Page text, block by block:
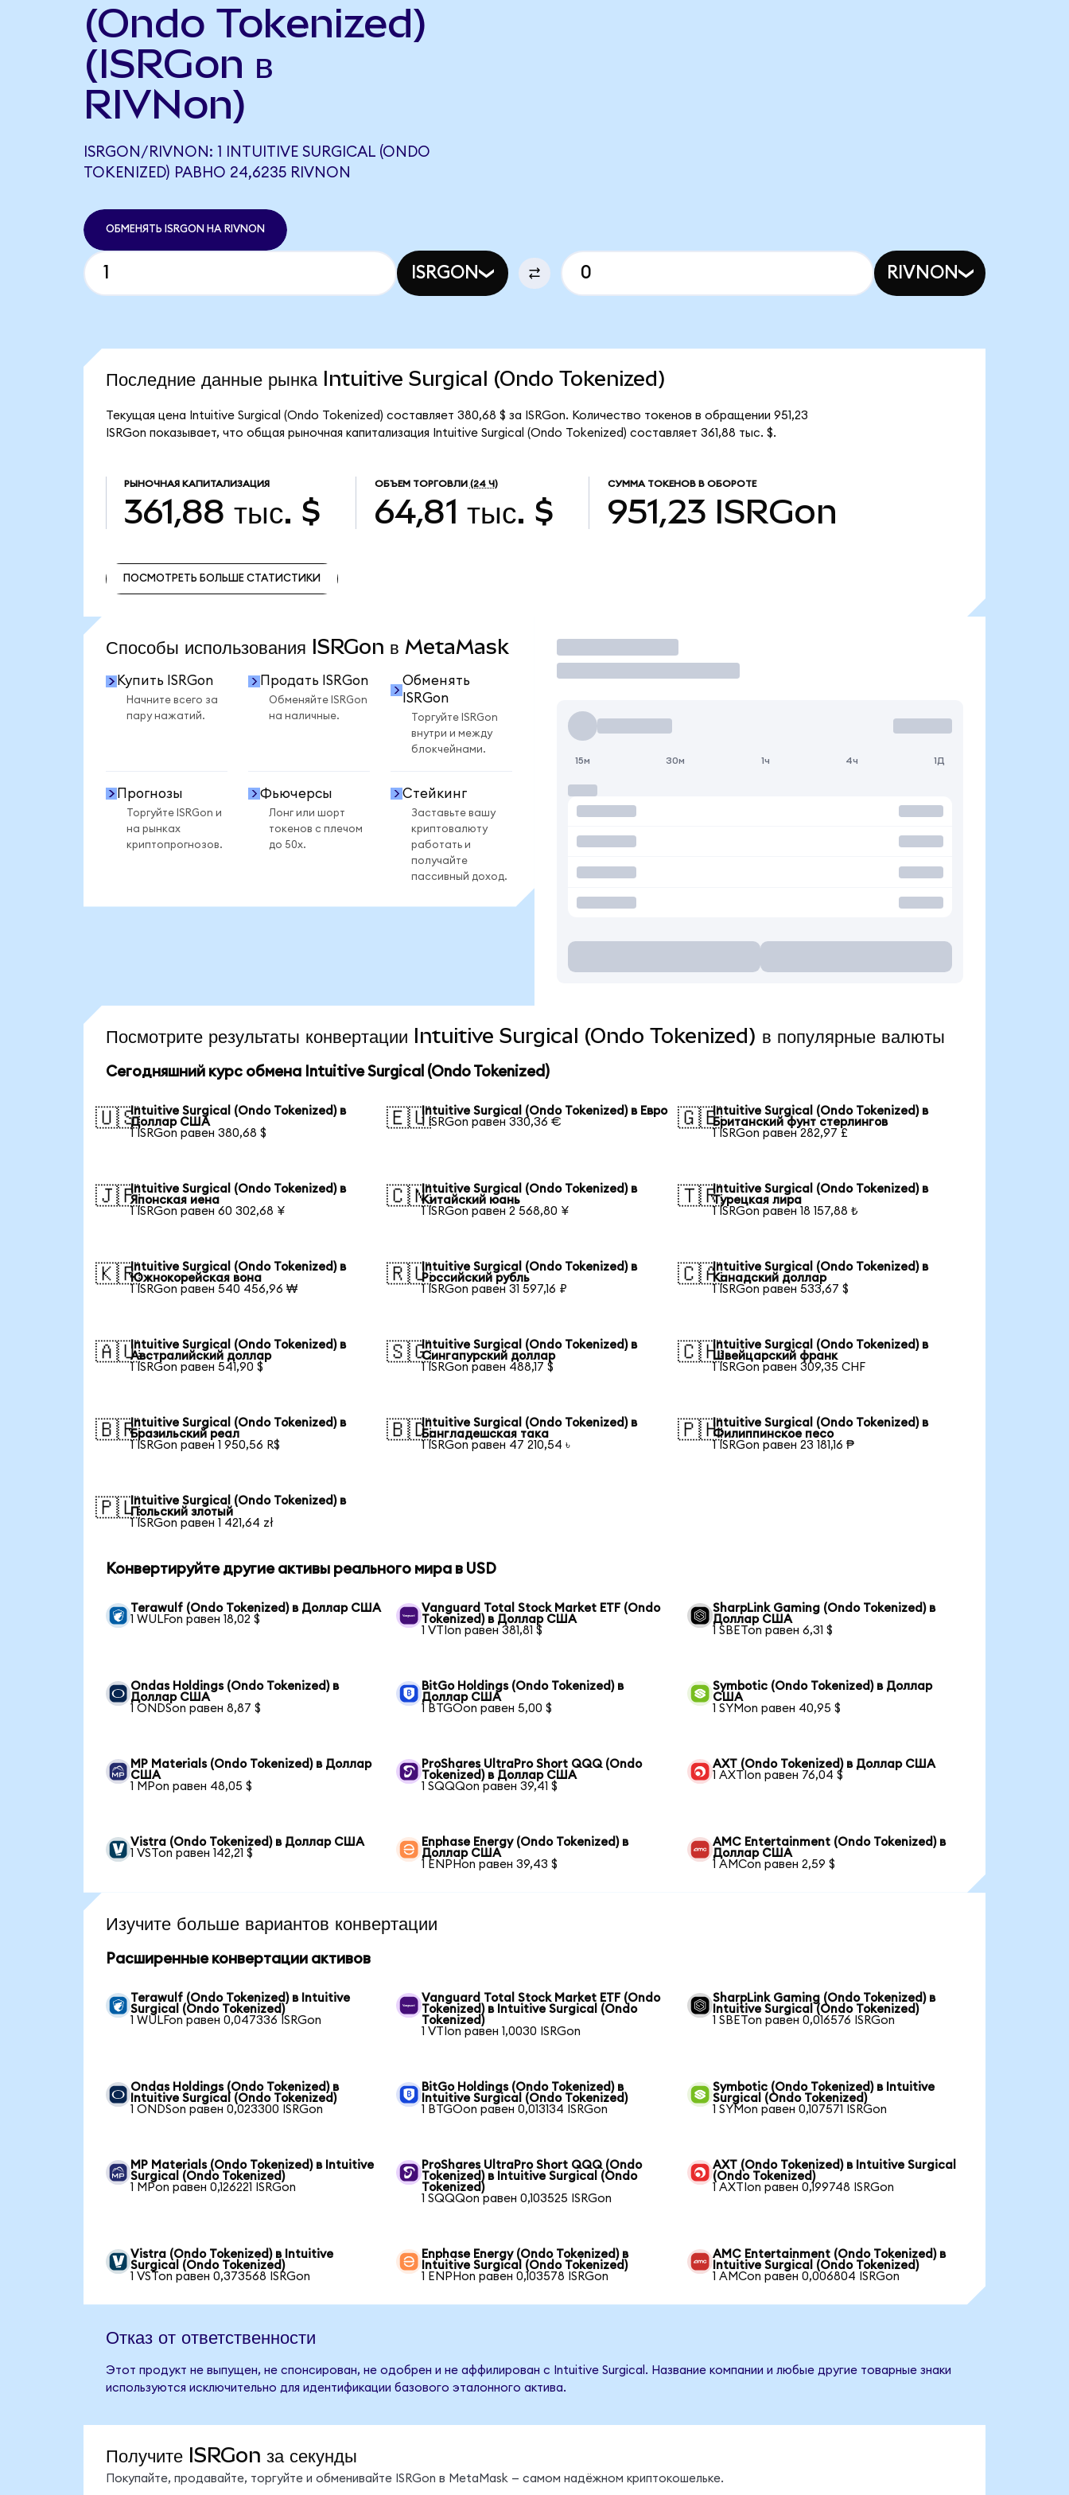
(Ondo Tokenized)
(ISRGon в
RIVNon)
ISRGON/RIVNON: 1 INTUITIVE SURGICAL (ONDO
TOKENIZED) РАВНО 24,6235 RIVNON
ОБМЕНЯТЬ ISRGON НА RIVNON
ISRGON RIVNON
Последние данные рынка Intuitive Surgical (Ondo Tokenized)
Текущая цена Intuitive Surgical (Ondo Tokenized) составляет 380,68 $ за ISRGon. Количество токенов в обращении 951,23
ISRGon показывает, что общая рыночная капитализация Intuitive Surgical (Ondo Tokenized) составляет 361,88 тыс. $.
РЫНОЧНАЯ КАПИТАЛИЗАЦИЯ
361,88 тыс. $
ОБЪЕМ ТОРГОВЛИ (24 Ч)
64,81 тыс. $
СУММА ТОКЕНОВ В ОБОРОТЕ
951,23 ISRGon
ПОСМОТРЕТЬ БОЛЬШЕ СТАТИСТИКИ
Способы использования ISRGon в MetaMask
Купить ISRGon
Начните всего за
пару нажатий.
Продать ISRGon
Обменяйте ISRGon
на наличные.
Обменять
ISRGon
Торгуйте ISRGon
внутри и между
блокчейнами.
Прогнозы
Торгуйте ISRGon и
на рынках
криптопрогнозов.
Фьючерсы
Лонг или шорт
токенов с плечом
до 50x.
Стейкинг
Заставьте вашу
криптовалюту
работать и
получайте
пассивный доход.
Торговать
15м 30м 1ч 4ч 1Д
Посмотрите результаты конвертации Intuitive Surgical (Ondo Tokenized) в популярные валюты
Сегодняшний курс обмена Intuitive Surgical (Ondo Tokenized)
🇺🇸Intuitive Surgical (Ondo Tokenized) в
Доллар США
1 ISRGon равен 380,68 $
🇪🇺Intuitive Surgical (Ondo Tokenized) в Евро
1 ISRGon равен 330,36 €
🇬🇧Intuitive Surgical (Ondo Tokenized) в
Британский фунт стерлингов
1 ISRGon равен 282,97 £
🇯🇵Intuitive Surgical (Ondo Tokenized) в
Японская иена
1 ISRGon равен 60 302,68 ¥
🇨🇳Intuitive Surgical (Ondo Tokenized) в
Китайский юань
1 ISRGon равен 2 568,80 ¥
🇹🇷Intuitive Surgical (Ondo Tokenized) в
Турецкая лира
1 ISRGon равен 18 157,88 ₺
🇰🇷Intuitive Surgical (Ondo Tokenized) в
Южнокорейская вона
1 ISRGon равен 540 456,96 ₩
🇷🇺Intuitive Surgical (Ondo Tokenized) в
Российский рубль
1 ISRGon равен 31 597,16 ₽
🇨🇦Intuitive Surgical (Ondo Tokenized) в
Канадский доллар
1 ISRGon равен 533,67 $
🇦🇺Intuitive Surgical (Ondo Tokenized) в
Австралийский доллар
1 ISRGon равен 541,90 $
🇸🇬Intuitive Surgical (Ondo Tokenized) в
Сингапурский доллар
1 ISRGon равен 488,17 $
🇨🇭Intuitive Surgical (Ondo Tokenized) в
Швейцарский франк
1 ISRGon равен 309,35 CHF
🇧🇷Intuitive Surgical (Ondo Tokenized) в
Бразильский реал
1 ISRGon равен 1 950,56 R$
🇧🇩Intuitive Surgical (Ondo Tokenized) в
Бангладешская така
1 ISRGon равен 47 210,54 ৳
🇵🇭Intuitive Surgical (Ondo Tokenized) в
Филиппинское песо
1 ISRGon равен 23 181,16 ₱
🇵🇱Intuitive Surgical (Ondo Tokenized) в
Польский злотый
1 ISRGon равен 1 421,64 zł
Конвертируйте другие активы реального мира в USD
Terawulf (Ondo Tokenized) в Доллар США
1 WULFon равен 18,02 $
Vanguard Total Stock Market ETF (Ondo
Tokenized) в Доллар США
1 VTIon равен 381,81 $
SharpLink Gaming (Ondo Tokenized) в
Доллар США
1 SBETon равен 6,31 $
Ondas Holdings (Ondo Tokenized) в
Доллар США
1 ONDSon равен 8,87 $
BitGo Holdings (Ondo Tokenized) в
Доллар США
1 BTGOon равен 5,00 $
Symbotic (Ondo Tokenized) в Доллар
США
1 SYMon равен 40,95 $
MP Materials (Ondo Tokenized) в Доллар
США
1 MPon равен 48,05 $
ProShares UltraPro Short QQQ (Ondo
Tokenized) в Доллар США
1 SQQQon равен 39,41 $
AXT (Ondo Tokenized) в Доллар США
1 AXTIon равен 76,04 $
Vistra (Ondo Tokenized) в Доллар США
1 VSTon равен 142,21 $
Enphase Energy (Ondo Tokenized) в
Доллар США
1 ENPHon равен 39,43 $
AMC Entertainment (Ondo Tokenized) в
Доллар США
1 AMCon равен 2,59 $
Изучите больше вариантов конвертации
Расширенные конвертации активов
Terawulf (Ondo Tokenized) в Intuitive
Surgical (Ondo Tokenized)
1 WULFon равен 0,047336 ISRGon
Vanguard Total Stock Market ETF (Ondo
Tokenized) в Intuitive Surgical (Ondo
Tokenized)
1 VTIon равен 1,0030 ISRGon
SharpLink Gaming (Ondo Tokenized) в
Intuitive Surgical (Ondo Tokenized)
1 SBETon равен 0,016576 ISRGon
Ondas Holdings (Ondo Tokenized) в
Intuitive Surgical (Ondo Tokenized)
1 ONDSon равен 0,023300 ISRGon
BitGo Holdings (Ondo Tokenized) в
Intuitive Surgical (Ondo Tokenized)
1 BTGOon равен 0,013134 ISRGon
Symbotic (Ondo Tokenized) в Intuitive
Surgical (Ondo Tokenized)
1 SYMon равен 0,107571 ISRGon
MP Materials (Ondo Tokenized) в Intuitive
Surgical (Ondo Tokenized)
1 MPon равен 0,126221 ISRGon
ProShares UltraPro Short QQQ (Ondo
Tokenized) в Intuitive Surgical (Ondo
Tokenized)
1 SQQQon равен 0,103525 ISRGon
AXT (Ondo Tokenized) в Intuitive Surgical
(Ondo Tokenized)
1 AXTIon равен 0,199748 ISRGon
Vistra (Ondo Tokenized) в Intuitive
Surgical (Ondo Tokenized)
1 VSTon равен 0,373568 ISRGon
Enphase Energy (Ondo Tokenized) в
Intuitive Surgical (Ondo Tokenized)
1 ENPHon равен 0,103578 ISRGon
AMC Entertainment (Ondo Tokenized) в
Intuitive Surgical (Ondo Tokenized)
1 AMCon равен 0,006804 ISRGon
Отказ от ответственности
Этот продукт не выпущен, не спонсирован, не одобрен и не аффилирован с Intuitive Surgical. Название компании и любые другие товарные знаки
используются исключительно для идентификации базового эталонного актива.
Получите ISRGon за секунды
Покупайте, продавайте, торгуйте и обменивайте ISRGon в MetaMask — самом надёжном криптокошельке.